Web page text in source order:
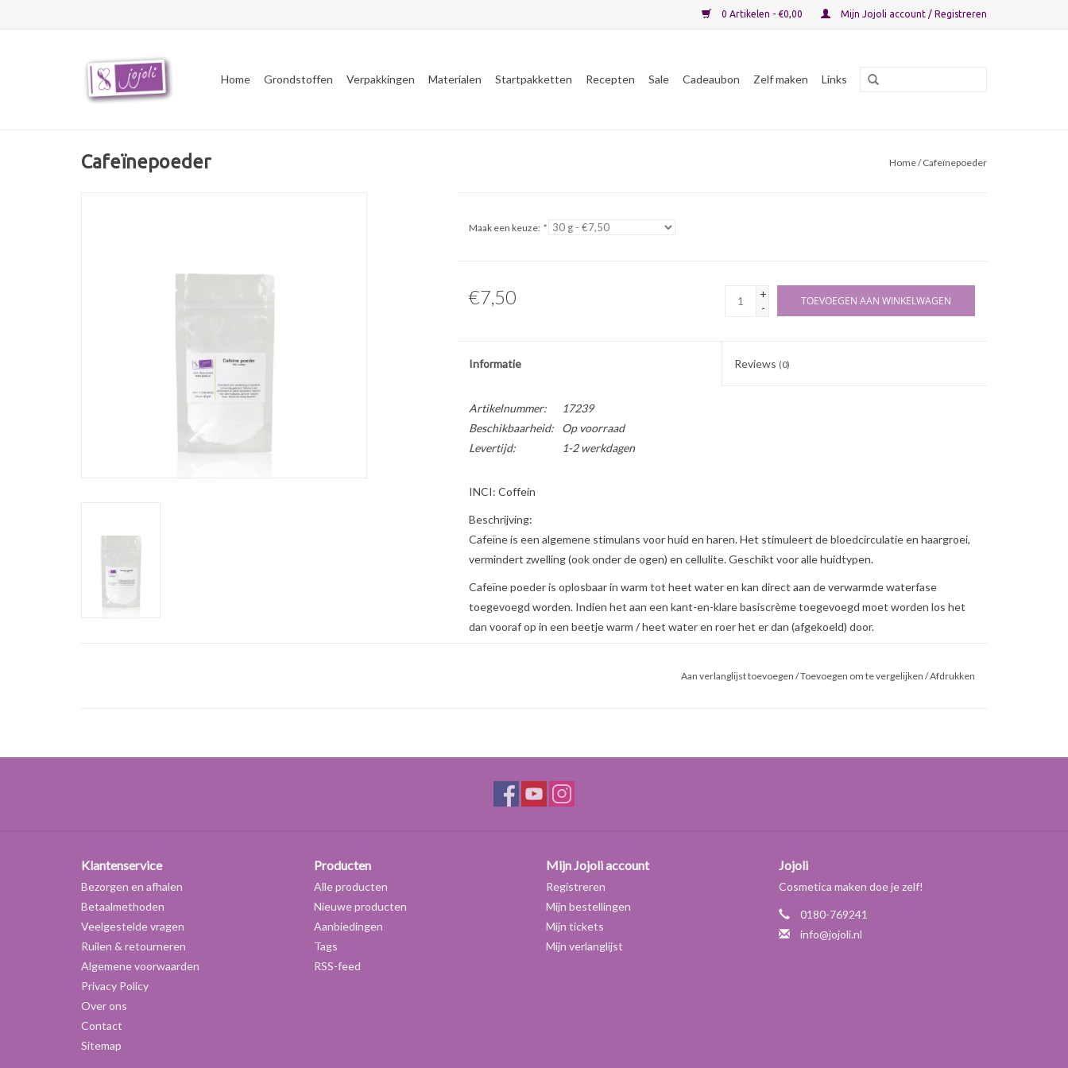
0 Artikelen - €0,00 Mijn Jojoli account / Registreren
Home Grondstoffen Verpakkingen Materialen Startpakketten Recepten Sale Cadeaubon Zelf maken Links
Cafeïnepoeder Home/ Cafeïnepoeder
Maak een keuze: *
€7,50
+
-
TOEVOEGEN AAN WINKELWAGEN
Informatie Reviews (0)
Artikelnummer:
17239
Beschikbaarheid:
Op voorraad
Levertijd:
1-2 werkdagen
INCI: Coffein
Beschrijving:
Cafeïne is een algemene stimulans voor huid en haren. Het stimuleert de bloedcirculatie en haargroei,
vermindert zwelling (ook onder de ogen) en cellulite. Geschikt voor alle huidtypen.
Cafeïne poeder is oplosbaar in warm tot heet water en kan direct aan de verwarmde waterfase
toegevoegd worden. Indien het aan een kant-en-klare basiscrème toegevoegd moet worden los het
dan vooraf op in een beetje warm / heet water en roer het er dan (afgekoeld) door.
Te gebruiken in crèmes, lotions, shampoos en haarwater. Het is geschikt voor alle huidtypes, acne en
Aan verlanglijst toevoegen /Toevoegen om te vergelijken /Afdrukken
Klantenservice
Bezorgen en afhalen
Betaalmethoden
Veelgestelde vragen
Ruilen & retourneren
Algemene voorwaarden
Privacy Policy
Over ons
Contact
Sitemap
Producten
Alle producten
Nieuwe producten
Aanbiedingen
Tags
RSS-feed
Mijn Jojoli account
Registreren
Mijn bestellingen
Mijn tickets
Mijn verlanglijst
Jojoli
Cosmetica maken doe je zelf!
0180-769241
info@jojoli.nl